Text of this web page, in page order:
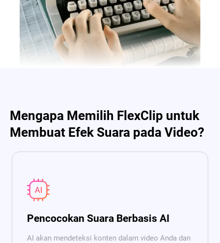
Mengapa Memilih FlexClip untuk
Membuat Efek Suara pada Video?
Pencocokan Suara Berbasis AI
AI akan mendeteksi konten dalam video Anda dan